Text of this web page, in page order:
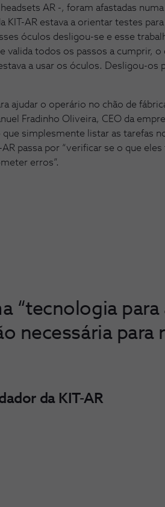
AR -, foram afastadas
KIT-AR estava a orientar testes
óculos desligou-se e esse
todos os passos a cumprir, o
a usar os óculos. Desligou-os
ajudar o operário no chão de
Fradinho Oliveira, CEO da
que simplesmente listar as tarefas
passa por “verificar se o que
erros”.
“tecnologia para
necessária para
da KIT-AR